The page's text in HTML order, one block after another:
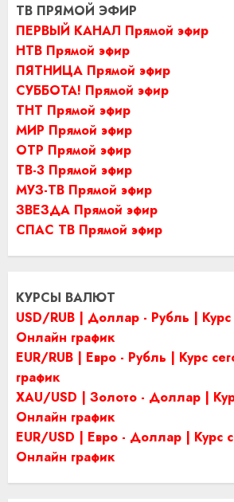
ТВ ПРЯМОЙ ЭФИР
ПЕРВЫЙ КАНАЛ Прямой эфир
НТВ Прямой эфир
ПЯТНИЦА Прямой эфир
СУББОТА! Прямой эфир
ТНТ Прямой эфир
МИР Прямой эфир
ОТР Прямой эфир
ТВ-3 Прямой эфир
МУЗ-ТВ Прямой эфир
ЗВЕЗДА Прямой эфир
СПАС ТВ Прямой эфир
КУРСЫ ВАЛЮТ
USD/RUB | Доллар - Рубль | Курс
Онлайн график
EUR/RUB | Евро - Рубль | Курс
график
XAU/USD | Золото - Доллар |
Онлайн график
EUR/USD | Евро - Доллар | Курс
Онлайн график